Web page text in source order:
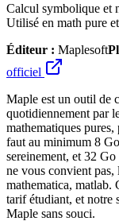
Calcul symbolique et
Utilisé en math pure
Éditeur : Maplesoft
officiel
Maple est un outil de
quotidiennement par
mathematiques
faut au minimum 8
sereinement, et 32
ne vous convient pas,
mathematica, matlab.
tarif étudiant, et notre
Maple sans souci.